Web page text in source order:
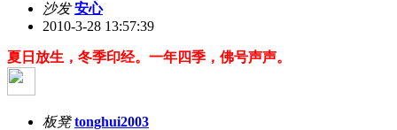
沙发 安心
2010-3-28 13:57:39
夏日放生，冬季印经。一年四季，佛号声声。
板凳 tonghui2003